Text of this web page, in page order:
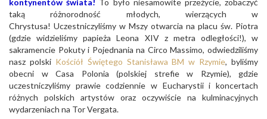
kontynentów świata! To było niesamowite przeżycie, zobaczyć
taką różnorodność młodych, wierzących w
Chrystusa! Uczestniczyliśmy w Mszy otwarcia na placu św. Piotra
(gdzie widzieliśmy papieża Leona XIV z metra odległości!), w
sakramencie Pokuty i Pojednania na Circo Massimo, odwiedziliśmy
nasz polski Kościół Świętego Stanisława BM w Rzymie, byliśmy
obecni w Casa Polonia (polskiej strefie w Rzymie), gdzie
uczestniczyliśmy prawie codziennie w Eucharystii i koncertach
różnych polskich artystów oraz oczywiście na kulminacyjnych
wydarzeniach na Tor Vergata.